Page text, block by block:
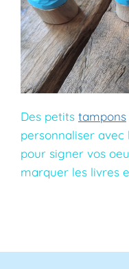
Des petits tampons
personnaliser
pour signer vos
marquer les livres